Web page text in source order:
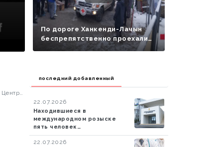
По дороге Ханкенди-Лачын
беспрепятственно проехали
еще 13 автомобилей
последний добавленный
22.07.2026
Находившиеся в
международном розыске
пять человек
экстрадированы в
Азербайджан
22.07.2026